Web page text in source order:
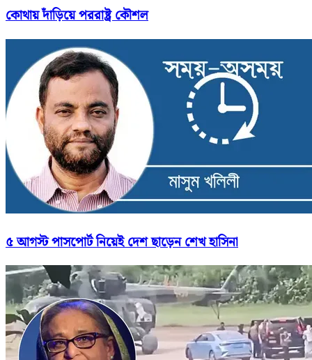
কোথায় দাঁড়িয়ে পররাষ্ট্র কৌশল
৫ আগস্ট পাসপোর্ট নিয়েই দেশ ছাড়েন শেখ হাসিনা